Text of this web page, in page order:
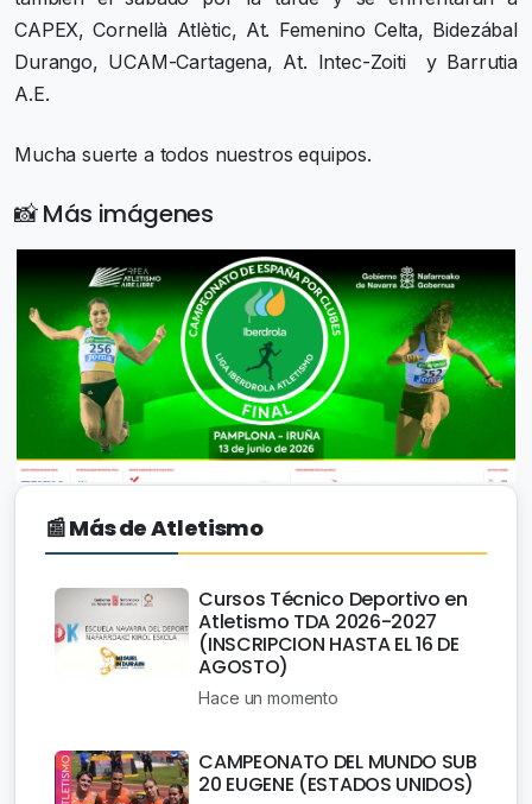
CAPEX, Cornellà Atlètic, At. Femenino Celta, Bidezábal
Durango, UCAM-Cartagena, At. Intec-Zoiti y Barrutia
A.E.
Mucha suerte a todos nuestros equipos.
📸 Más imágenes
📰 Más de Atletismo
Cursos Técnico Deportivo en
Atletismo TDA 2026-2027
(INSCRIPCION HASTA EL 16 DE
AGOSTO)
Hace un momento
CAMPEONATO DEL MUNDO SUB
20 EUGENE (ESTADOS UNIDOS)